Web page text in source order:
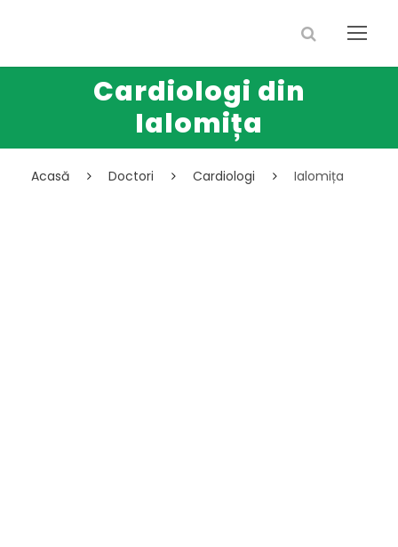
Cardiologi din
Ialomița
Acasă Doctori Cardiologi Ialomița